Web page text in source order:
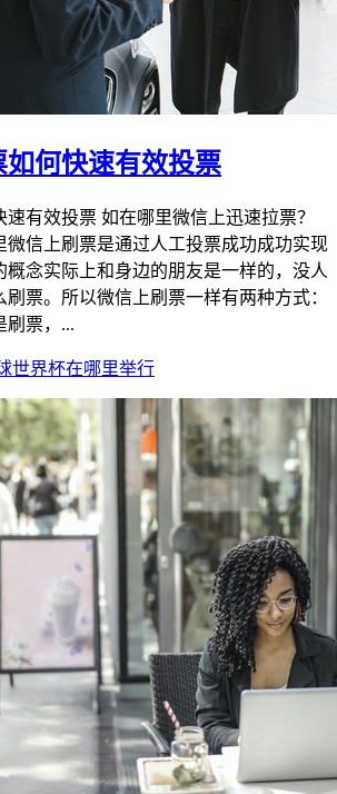
如何快速有效投票
有效投票 如在哪里微信上迅速拉票？
微信上刷票是通过人工投票成功成功实现
概念实际上和身边的朋友是一样的，没人
票。所以微信上刷票一样有两种方式：
刷票，...
世界杯在哪里举行